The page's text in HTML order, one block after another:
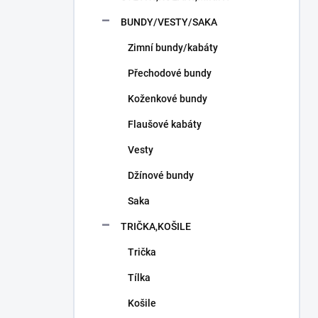
BUNDY/VESTY/SAKA
Zimní bundy/kabáty
Přechodové bundy
Koženkové bundy
Flaušové kabáty
Vesty
Džínové bundy
Saka
TRIČKA,KOŠILE
Trička
Tílka
Košile